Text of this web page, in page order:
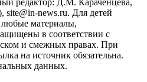
site@in-news.ru. Для детей
любые материалы,
в соответствии с
и смежных правах. При
на источник обязательна.
данных.